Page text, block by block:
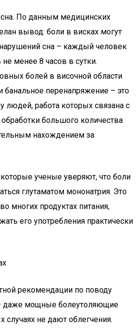
сна. По данным медицинских
вывод: боли в висках могут
сна – каждый человек
менее 8 часов в сутки.
болей в височной области
банальное перенапряжение – это
у людей, работа которых связана с
большого количества
нахождением за
ученые уверяют, что боли
глутаматом мононатрия. Это
многих продуктах питания,
его употребления практически
рекомендации по поводу
даже мощные болеутоляющие
случаях не дают облегчения.